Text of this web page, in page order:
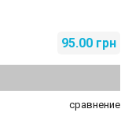
95.00 грн
сравнение